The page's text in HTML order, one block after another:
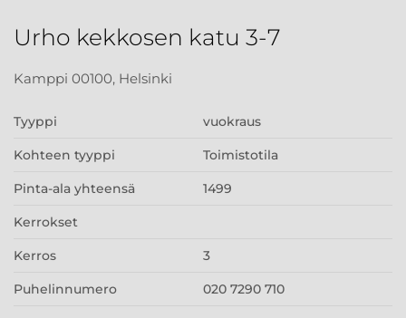
Urho kekkosen katu 3-7
Kamppi 00100, Helsinki
Tyyppi vuokraus
Kohteen tyyppi Toimistotila
Pinta-ala yhteensä 1499
Kerrokset
Kerros 3
Puhelinnumero 020 7290 710